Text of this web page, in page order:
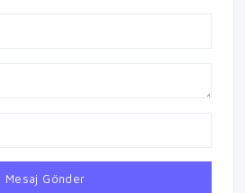
Mesaj Gönder